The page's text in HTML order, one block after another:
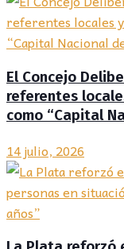
El Concejo
referentes
como “Capital
14 julio, 2026